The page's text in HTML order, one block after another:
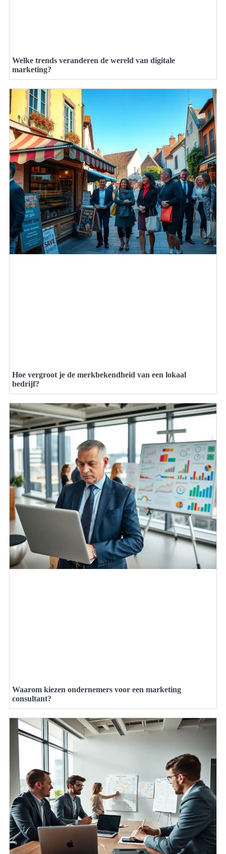
Welke trends veranderen de wereld van digitale
marketing?
Hoe vergroot je de merkbekendheid van een lokaal
bedrijf?
Waarom kiezen ondernemers voor een marketing
consultant?